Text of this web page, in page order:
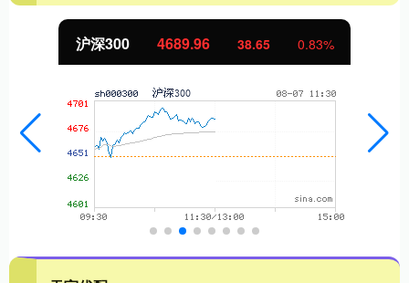
沪深300 4689.96 38.65 0.83%